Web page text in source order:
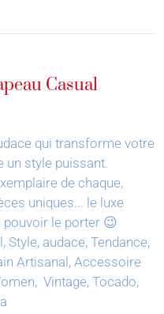
Casual
qui transforme votre
un style puissant.
de chaque,
uniques... le luxe
pouvoir le porter 😉
Style, audace, Tendance,
Artisanal, Accessoire
Vintage, Tocado,